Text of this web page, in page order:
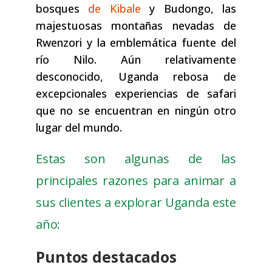
bosques de Kibale y Budongo, las
majestuosas montañas nevadas de
Rwenzori y la emblemática fuente del
río Nilo. Aún relativamente
desconocido, Uganda rebosa de
excepcionales experiencias de safari
que no se encuentran en ningún otro
lugar del mundo.
Estas son algunas de las
principales razones para animar a
sus clientes a explorar Uganda este
año:
Puntos destacados